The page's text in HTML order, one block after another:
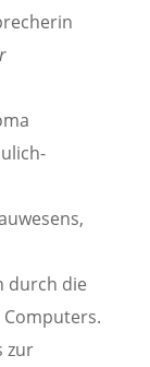
durch die
zur